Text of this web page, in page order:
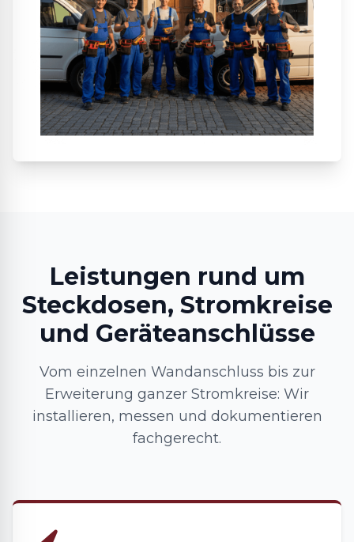
Leistungen rund um
Steckdosen, Stromkreise
und Geräteanschlüsse
Vom einzelnen Wandanschluss bis zur
Erweiterung ganzer Stromkreise: Wir
installieren, messen und dokumentieren
fachgerecht.